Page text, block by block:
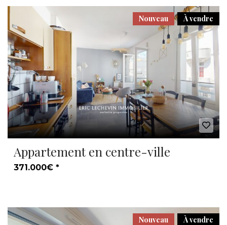
À vendre
Nouveau
Appartement en centre-ville
371.000€ *
À vendre
Nouveau